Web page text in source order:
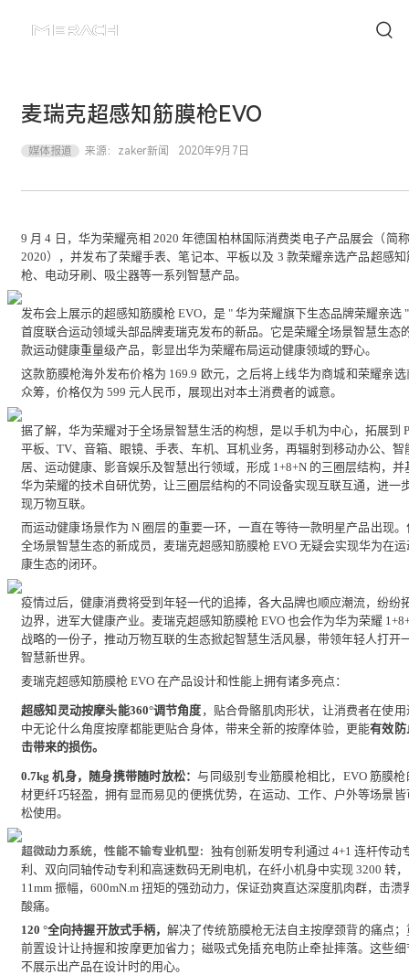
麦瑞克超感知筋膜枪EVO
媒体报道 来源： zaker新闻 2020年9月7日
9 月 4 日，华为荣耀亮相 2020 年德国柏林国际消费类电子产品展会（简
2020），并发布了荣耀手表、笔记本、平板以及 3 款荣耀亲选产品超感知
枪、电动牙刷、吸尘器等一系列智慧产品。
发布会上展示的超感知筋膜枪 EVO，是 " 华为荣耀旗下生态品牌荣耀亲选
首度联合运动领域头部品牌麦瑞克发布的新品。它是荣耀全场景智慧生态
款运动健康重量级产品，彰显出华为荣耀布局运动健康领域的野心。
这款筋膜枪海外发布价格为 169.9 欧元，之后将上线华为商城和荣耀亲选
众筹，价格仅为 599 元人民币，展现出对本土消费者的诚意。
据了解，华为荣耀对于全场景智慧生活的构想，是以手机为中心，拓展到
平板、TV、音箱、眼镜、手表、车机、耳机业务，再辐射到移动办公、智
居、运动健康、影音娱乐及智慧出行领域，形成 1+8+N 的三圈层结构，并
华为荣耀的技术自研优势，让三圈层结构的不同设备实现互联互通，进一
现万物互联。
而运动健康场景作为 N 圈层的重要一环，一直在等待一款明星产品出现。
全场景智慧生态的新成员，麦瑞克超感知筋膜枪 EVO 无疑会实现华为在运
康生态的闭环。
疫情过后，健康消费将受到年轻一代的追捧，各大品牌也顺应潮流，纷纷
边界，进军大健康产业。麦瑞克超感知筋膜枪 EVO 也会作为华为荣耀
战略的一份子，推动万物互联的生态掀起智慧生活风暴，带领年轻人打开
智慧新世界。
麦瑞克超感知筋膜枪 EVO 在产品设计和性能上拥有诸多亮点：
超感知 灵动按摩头能360°调节角度 ，贴合骨骼肌肉形状，让消费者在使用
中无论什么角度按摩都能更贴合身体，带来全新的按摩体验，更能有效防
击带来的损伤。
0.7kg 机身，随身携带随时放松：与同级别专业筋膜枪相比，EVO 筋膜枪
材更纤巧轻盈，拥有显而易见的便携优势，在运动、工作、户外等场景皆
松使用。
超微动力系统，性能不输专业机型： 独有创新发明专利通过 4+1 连杆传动
利、双向同轴传动专利和高速数码无刷电机，在纤小机身中实现 3200 转，
11mm 振幅，600mN.m 扭矩的强劲动力，保证劲爽直达深度肌肉群，击溃
酸痛。
120 °全向持握开放式手柄，解决了传统筋膜枪无法自主按摩颈背的痛点；
前置设计让持握和按摩更加省力；磁吸式免插充电防止牵扯摔落。这些细
不展示出产品在设计时的用心。